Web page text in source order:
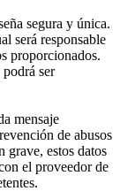
segura y única.
será responsable
proporcionados.
ser
mensaje
de abusos
estos datos
el proveedor de